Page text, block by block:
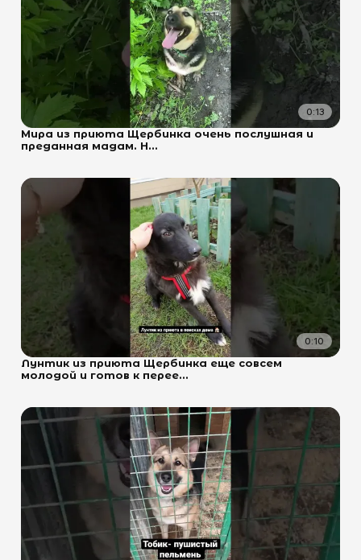
0:13
Мира из приюта Щербинка очень послушная и
преданная мадам. Н...
0:10
Лунтик из приюта Щербинка еще совсем
молодой и готов к перее...